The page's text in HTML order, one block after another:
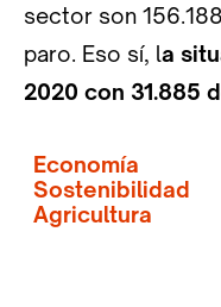
sector son
paro. Eso sí, la
2020 con 31.885
Economía
Sostenibilidad
Agricultura